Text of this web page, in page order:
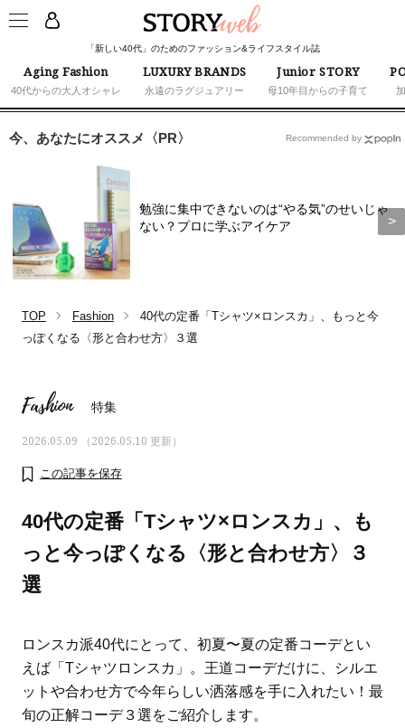
「新しい40代」のためのファッション&ライフスタイル誌
Aging Fashion
40代からの大人オシャレ
LUXURY BRANDS
永遠のラグジュアリー
Junior STORY
母10年目からの子育て
ママとパパに贈る「ジェンダーレ
今、あなたにオススメ〈PR〉
勉強に集中できないのは“やる気”のせいじゃ
ない？プロに学ぶアイケア
Recommended by
TOP Fashion
40代の定番「Tシャツ×ロンスカ」、もっと今
っぽくなる〈形と合わせ方〉３選
Fashion 特集
2026.05.09 （2026.05.10 更新）
この記事を保存
40代の定番「Tシャツ×ロンスカ」、も
っと今っぽくなる〈形と合わせ方〉３
選
ロンスカ派40代にとって、初夏〜夏の定番コーデとい
えば「Tシャツロンスカ」。王道コーデだけに、シルエ
ットや合わせ方で今年らしい洒落感を手に入れたい！最
旬の正解コーデ３選をご紹介します。